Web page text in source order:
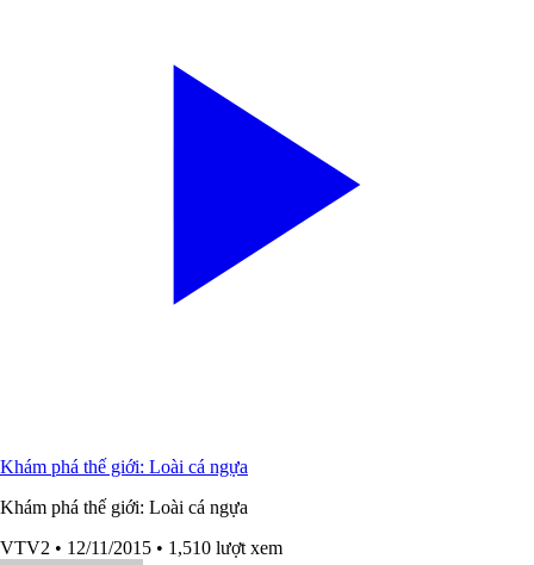
Khám phá thế giới: Loài cá ngựa
Khám phá thế giới: Loài cá ngựa
VTV2 • 12/11/2015 • 1,510 lượt xem